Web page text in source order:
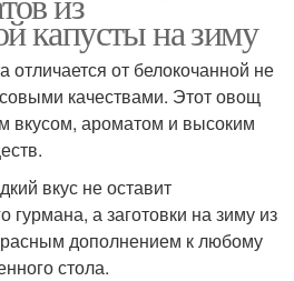
капусты на зиму
отличается от белокочанной не
качествами. Этот овощ
вкусом, ароматом и высоким
вкус не оставит
а заготовки на зиму из
дополнением к любому
стола.